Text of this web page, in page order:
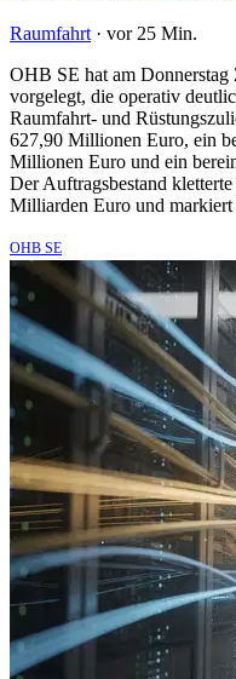
Raumfahrt · vor 25 Min.
OHB SE hat am Donnerstag
vorgelegt, die operativ
Raumfahrt- und
627,90 Millionen Euro, ein
Millionen Euro und ein
Der Auftragsbestand
Milliarden Euro und
OHB SE